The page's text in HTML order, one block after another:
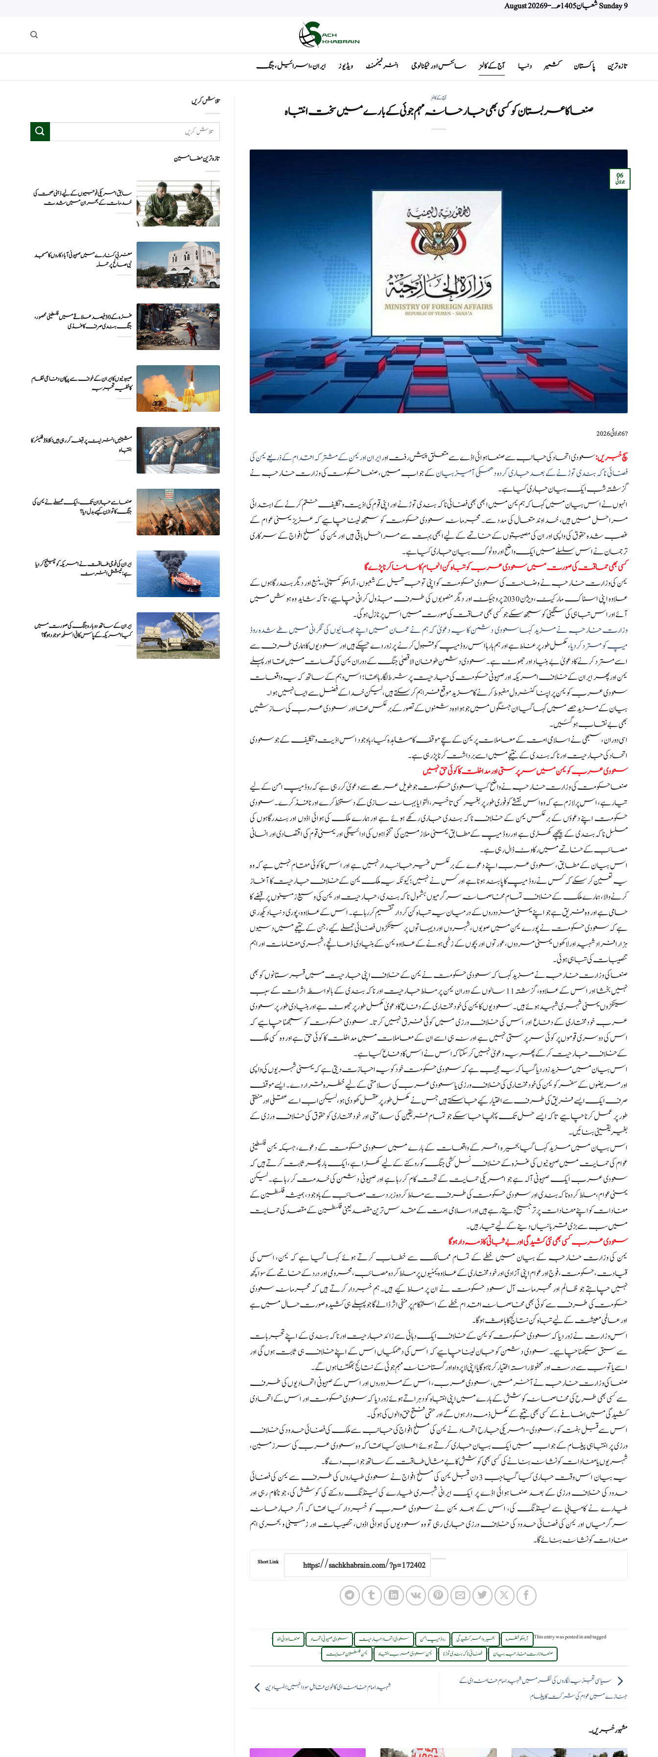
Sunday 9 شعبان 1405 هـ - 9 August 2026
تازہ ترین پاکستان کشمیر دنیا آج کے کالمز سائنس اور ٹیکنالوجی انٹرٹینمنٹ ویڈیوز ایران ، اسرائیل ، جنگ
آج کے کالمز
صنعا کا عربستان کو کسی بھی جارحانہ مہم جوئی کے بارے میں سخت انتباہ
06
جولائی
?️6 جولائی 2026
سچ خبریں:سعودی اتحاد کی جانب سے صنعا ہوائی اڈے سے متعلق پیش رفت اورایران اور یمن کے مشترکہ اقدام کے ذریعے یمن کی
فضائی ناکہ بندی توڑنے کے بعد جاری کردہ دھمکی آمیز بیانکے جواب میں، صنعا حکومت کی وزارت خارجہ نے
گزشتہ شب ایک بیان جاری کیا ہے۔
انہوں نے اس بیان میں کہا کہ ہم یمن میں ابھی بھی فضائی ناکہ بندی توڑنے اور اپنی قوم کی اذیت و تکلیف ختم کرنے کے ابتدائی
مراحل میں ہیں، خداوند متعال کی مدد سے۔ مجرمانہ سعودی حکومت کو سمجھ لینا چاہیے کہ عزیز یمنی عوام کے
غصب شدہ حقوق کی واپسی اور ان کی مصیبتوں کے خاتمے کے لیے ابھی بہت سے مراحل باقی ہیں اور یمن کی مسلح افواج کے سرکاری
ترجمان نے اس سلسلے میں ایک واضح اور دوٹوک بیان جاری کیا ہے۔
کسی بھی حماقت کی صورت میں سعودی عرب کو تباہ کن انجام کا سامنا کرنا پڑے گا
یمن کی وزارت خارجہ نے وضاحت کی سعودی حکومت کو اپنی توجہ تیل کے شعبوں، آرامکو کمپنی، ینبع اور دیگر بندرگاہوں کے
علاوہ اپنی اسٹاک مارکیٹ، ویژن 2030 پروجیکٹ اور دیگر منصوبوں کی طرف مبذول کرانی چاہیے، تاکہ شاید وہ ہوش میں
آئے اور اس تباہی کی سنگینی کو سمجھ سکے جو کسی بھی حماقت کی صورت میں اس پر نازل ہوگی۔
وزارت خارجہ نے مزید کہا سعودی دشمن کا یہ دعویٰ کہ ہم نے عمان میں اپنے بھائیوں کی نگرانی میں طے شدہ روڈ
میپ کو مسترد کر دیا، مکمل طور پر غلط ہے اور ہم بارہا اس روڈ میپ کو قبول کرنے پر زور دے چکے ہیں اور سعودیوں کا ہماری طرف سے
اسے مسترد کرنے کا دعویٰ بے بنیاد اور جھوٹ ہے۔ سعودی دشمن طوفان الاقصیٰ جنگ کے دوران یمن کی گھات میں تھا اور پہلے
یمن اور پھر ایران کے خلاف امریکہ اور صہیونی حکومت کی جارحیت پر شرط لگا رہا تھا؛ اس وہم کے ساتھ کہ یہ واقعات
سعودی عرب کو یمن پر اپنا کنٹرول مضبوط کرنے کا مزید موقع فراہم کر سکتے ہیں، لیکن خدا کے فضل سے ایسا نہیں ہوا۔
بیان کے مزید حصے میں کہا گیا ان جنگوں میں جو ہوا وہ دشمنوں کے تصور کے برعکس تھا اور سعودی عرب کی سازشیں
بھی بے نقاب ہو گئیں۔
اسی دوران، سبھی نے اسلامی امت کے معاملات پر یمن کے سچے موقف کا مشاہدہ کیا، باوجود اس اذیت و تکلیف کے جو سعودی
اتحاد کی جارحیت اور ناکہ بندی کے نتیجے میں اسے برداشت کرنا پڑ رہی ہے۔
سعودی عرب کو یمن میں سرپرستی اور مداخلت کا کوئی حق نہیں
صنعا حکومت کی وزارت خارجہ نے واضح کیا سعودی حکومت جو طویل عرصے سے دعویٰ کر رہی ہے کہ روڈ میپ امن کے لیے
تیار ہے، اس پر لازم ہے کہ وہ اس نقشے کو فوری طور پر بغیر کسی تاخیر، التوا یا بہانہ سازی کے دستخط کرے اور نافذ کرے۔ سعودی
حکومت اپنے دعوؤں کے برعکس یمن کے خلاف ناکہ بندی جاری رکھے ہوئے ہے اور ہمارے ملک کی ہوائی اڈوں اور بندرگاہوں کی
مسلسل ناکہ بندی کے پیچھے کھڑی ہے اور روڈ میپ کے مطابق یمنی ملازمین کی تنخواہوں کی ادائیگی اور یمنی قوم کی اقتصادی اور انسانی
مصائب کے خاتمے میں رکاوٹ ڈال رہی ہے۔
اس بیان کے مطابق، سعودی عرب اپنے دعوے کے برعکس غیرجانبدار نہیں ہے اور اس کا کوئی مقام نہیں ہے کہ وہ
یہ تعین کر سکے کہ کس نے روڈ میپ کا پابند ہونا ہے اور کس نے نہیں؛ کیونکہ یہ ملک یمن کے خلاف جارحیت کا آغاز
کرنے والا، ہمارے ملک کے خلاف تمام مخاصمانہ سرگرمیوں بشمول ناکہ بندی، جارحیت اور یمن کی وسیع زمینوں پر قبضے کا
حامی ہے اور وہ فریق ہے جو اپنے یمنی مزدوروں کے درمیان یہ تباہ کن کردار تقسیم کر رہا ہے۔ اس کے علاوہ، پوری دنیا دیکھ رہی
ہے کہ سعودی حکومت نے پورے یمن میں صوبوں، شہروں اور دیہاتوں پر سینکڑوں فضائی حملے کیے، جن کے نتیجے میں دسیوں
ہزار افراد شہید اور لاکھوں یمنی مردوں، عورتوں اور بچوں کے زخمی ہونے کے علاوہ یمن کے بنیادی ڈھانچے، شہری مقامات اور اہم
تنصیبات کی تباہی ہوئی۔
صنعا کی وزارت خارجہ نے مزید کہا کہ سعودی حکومت نے یمن کے خلاف اپنی جارحیت میں قبرستانوں کو بھی
نہیں بخشا اور اس کے علاوہ، گزشتہ 11 سالوں کے دوران یمن پر مسلط جارحیت اور ناکہ بندی کے بالواسطہ اثرات کے سبب
سینکڑوں یمنی شہری شہید ہوئے ہیں۔ سعودیوں کا یمن کی خودمختاری کے دفاع کا دعویٰ مکمل طور پر جھوٹ ہے اور بنیادی طور پر سعودی
عرب خودمختاری کے دفاع اور اس کی خلاف ورزی میں کوئی فرق نہیں کرتا۔ سعودی حکومت کو سمجھنا چاہیے کہ
اس کی دوسری قوموں پر کوئی سرپرستی نہیں ہے اور نہ ہی اسے ان کے معاملات میں مداخلت کا کوئی حق ہے اور وہ کسی ملک
کے خلاف جارحیت کر کے پھر یہ دعویٰ نہیں کر سکتا کہ اس نے اس کا دفاع کیا ہے۔
اس بیان میں مزید زور دیا گیا کہ یہ عجیب ہے کہ سعودی حکومت خود کو یہ اجازت دیتی ہے کہ یمنی شہریوں کی واپسی
اور مریضوں کے سفر کو یمن کی خودمختاری کی خلاف ورزی یا سعودی عرب کی سلامتی کے لیے خطرہ قرار دے۔ ایسے موقف
صرف ایک ایسے فریق کی طرف سے اختیار کیے جا سکتے ہیں جس نے مکمل طور پر عقل کھو دی ہو، لیکن اب اسے عقلی اور منطقی
طور پر عمل کرنا چاہیے تاکہ ایسے حل تک پہنچا جا سکے جو تمام فریقین کی سلامتی اور خودمختاری کو حقوق کی خلاف ورزی کے
بغیر یقینی بنائیں۔
اس بیان میں مزید کہا گیا بحیرہ احمر کے واقعات کے بارے میں سعودی حکومت کے دعوے، جبکہ یمن فلسطینی
عوام کی حمایت میں صہیونیوں کی غزہ کے خلاف نسل کشی جنگ کو روکنے کے لیے کھڑا ہے، ایک بار پھر ثابت کرتے ہیں کہ
سعودی عرب ایک صہیونی آلہ ہے جو امریکی حمایت کے تحت کام کر رہا ہے اور صہیونی دشمن کی خدمت کر رہا ہے۔ لیکن
یمنی عوام، مسلط کردہ ناکہ بندی اور سعودی حکومت کی طرف سے مسلط کردہ زبردست مصائب کے باوجود، ہمیشہ فلسطین کے
مفادات کو اپنے مفادات پر ترجیح دیتے رہے ہیں اور اسلامی امت کے مقدس ترین مقصد یعنی فلسطین کے مقصد کی حمایت
میں سب سے بڑی قربانیاں دینے کے لیے تیار ہیں۔
سعودی عرب کسی بھی نئی کشیدگی اور بے ثباتی کا ذمہ دار ہوگا
یمن کی وزارت خارجہ کے بیان میں خطے کے تمام ممالک سے خطاب کرتے ہوئے کہا گیا ہے کہ یمن، اس کی
قیادت، حکومت، فوج اور عوام اپنی آزادی اور خودمختاری کے علاوہ یمنیوں پر مسلط کردہ مصائب، محرومی اور درد کے خاتمے کے سوا کچھ
نہیں چاہتے جو ظالم اور مجرمانہ آل سعود حکومت نے ان پر مسلط کیے ہیں۔ ہم خبردار کرتے ہیں کہ مجرمانہ سعودی
حکومت کی طرف سے کوئی بھی مخاصمانہ اقدام خطے کے استحکام پر منفی اثر ڈالے گا جو پہلے ہی کشیدہ صورت حال میں ہے
اور عالمی معیشت کے لیے تباہ کن نتائج کا باعث ہوگا۔
اس وزارت نے زور دیا کہ سعودی حکومت کو یمن کے خلاف ایک دہائی سے زائد جارحیت اور ناکہ بندی کے اپنے تجربات
سے سبق سیکھنا چاہیے۔ سعودی دشمن کو جان لینا چاہیے کہ اس کی دھمکیاں اس کے اپنے خلاف ہی ثابت ہوں گی اور
اسے یا تو سب سے درست اور محفوظ راستہ اختیار کرنا ہوگا یا اپنی لاپرواہ اور گستاخانہ مہم جوئی کے نتائج بھگتنا ہوں گے۔
صنعا کی وزارت خارجہ نے آخر میں، سعودی عرب، اس کے مزدوروں اور اس کے صہیونی اتحادیوں کی طرف
سے کسی بھی طرح کی مخاصمانہ کوشش کے بارے میں اپنی انتباہ کو دہراتے ہوئے زور دیا کہ سعودی حکومت اور اس کے اتحادی
کشیدگی میں اضافے کے کسی بھی نتیجے کے مکمل ذمہ دار ہوں گے اور حتمی فتح حق والوں کی ہوگی۔
اس سے قبل ہفتہ کو، سعودی-امریکی جارح اتحاد نے یمن کی مسلح افواج کی جانب سے ملک کی فضائی حدود کی خلاف
ورزی پر انتباہی پیغام کے جواب میں ایک بیان جاری کرتے ہوئے اعلان کیا تھا کہ وہ سعودی عرب کی سرزمین،
شہریوں یا مفادات کو نشانہ بنانے کی کسی بھی کوشش کا بے مثال طاقت کے ساتھ جواب دے گا۔
یہ بیان اس وقت جاری کیا گیا جب 3 دن قبل یمن کی مسلح افواج نے سعودی طیاروں کی طرف سے یمن کی فضائی
حدود کی خلاف ورزی کے بعد صنعا ہوائی اڈے پر ایک ایرانی شہری طیارے کی لینڈنگ روکنے کی کوشش کی، جو ناکام رہی اور
طیارے نے کامیابی سے لینڈنگ کی، اس کے بعد یمن نے سعودی عرب کو خبردار کیا تھا کہ اگر جارحانہ
سرگرمیاں اور یمن کی فضائی حدود کی خلاف ورزی جاری رہی تو وہ سعودیوں کی ہوائی اڈوں، تنصیبات اور زمینی و بحری اہم
مفادات کو نشانہ بنائے گا۔
Short Link
This entry was posted inand tagged آرامکو خطرہ , بحیرہ احمر کشیدگی , روڈ میپ امن , سعودی اتحاد جارحیت , سعودی صہیونی اتحاد , صنعا ہوائی اڈہ ,
صنعا وزارت خارجہ بیان , فضائی ناکہ بندی توڑنا , یمن سعودی عرب انتباہ , یمن فلسطین حمایت .
سیاسی تجزیہ نگاروں کی نظر میں شہید امام خامنہ ای کے
جنازے میں عوام کی شرکت کا پیغام
شہید امام خامنہ ای کا خون قابلِ سودا نہیں: المیادین
مشہور خبریں۔
تلاش کریں
تازہ ترین مضامین
سابق امریکی فوجیوں کے لیے ذہنی صحت کی
خدمات کے بحران میں شدت
مغربی کنارے میں صہیونی آبادکاروں کا مسجد
نبی صالح پر حملہ
غزہ کے 30 فیصد علاقے میں فلسطینی محصور،
جنگ بندی صرف کاغذی
صیہونیوں کا ایران کے خوف سے پیکان دفاعی نظام
کا خفیہ تجربہ
مشینیں انٹرنیٹ پر قبضہ کر رہی ہیں؛ کلاؤڈ فلیئر کا
انتباہ
صنعا سے جازان تک، ایک حملے نے یمن کی
جنگ کا توازن کیسے بدل دیا؟
ایران کی فوجی طاقت نے امریکہ کو چیلنج کر دیا
ہے: نیشنل انٹرسٹ
ایران کے ساتھ دوبارہ جنگ کی صورت میں
کیا امریکہ کے پاس کافی اسلحہ موجود ہوگا؟